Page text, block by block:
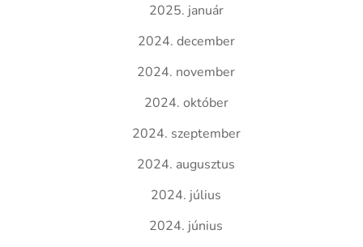
2025. január
2024. december
2024. november
2024. október
2024. szeptember
2024. augusztus
2024. július
2024. június